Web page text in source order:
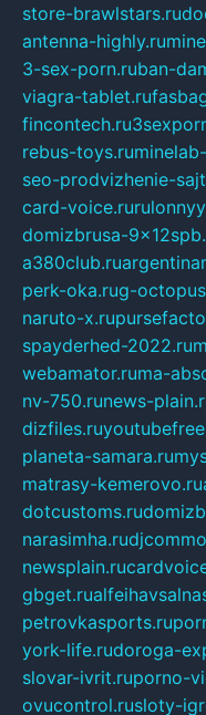
store-brawlstars.ru
antenna-highly.ru
3-sex-porn.ruban-
viagra-tablet.ru
fincontech.ru
rebus-toys.ru
seo-prodvizhenie-
card-voice.ru
domizbrusa-
a380club.ru
perk-oka.rug-
naruto-x.ru
spayderhed-2022.ru
webamator.ruma-
nv-750.runews-
dizfiles.ru
planeta-samara.ru
matrasy-kemerovo.ru
dotcustoms.ru
narasimha.ru
newsplain.ru
gbget.ru
petrovkasports.ru
york-life.rudoroga-
slovar-ivrit.ruporno-
ovucontrol.rusloty-